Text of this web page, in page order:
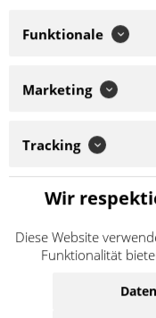
Bremsscheibe ist
Supermoto Racing
Weiter lesen >
215,90 € *
inkl. MwSt.zzgl.
Lieferzeit ca. 1
Funktionale
Marketing
Tracking
Wir
Diese Website
Funktionalität